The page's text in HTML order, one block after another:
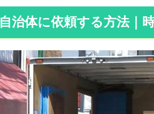
治体に依頼する方法｜